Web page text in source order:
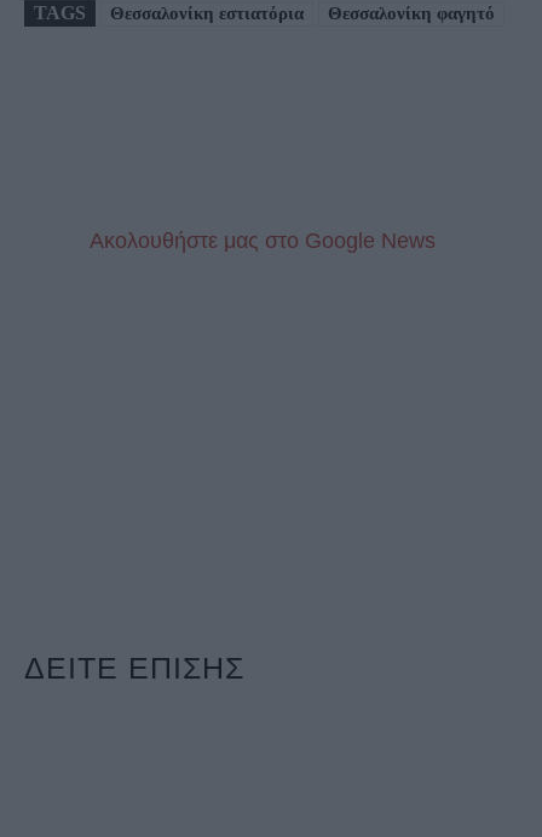
TAGS Θεσσαλονίκη εστιατόρια Θεσσαλονίκη φαγητό
Aκολουθήστε μας στo Google News
ΔΕΙΤΕ ΕΠΙΣΗΣ